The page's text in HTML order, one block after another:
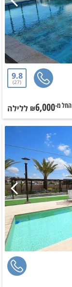
9.8
27
החל מ-₪6,000 ללילה